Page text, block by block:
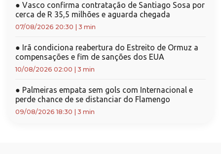
● Vasco confirma contratação de Santiago Sosa por
cerca de R 35,5 milhões e aguarda chegada
07/08/2026 20:30 3 min
● Irã condiciona reabertura do Estreito de Ormuz a
compensações e fim de sanções dos EUA
10/08/2026 02:00 3 min
● Palmeiras empata sem gols com Internacional e
perde chance de se distanciar do Flamengo
09/08/2026 18:30 3 min